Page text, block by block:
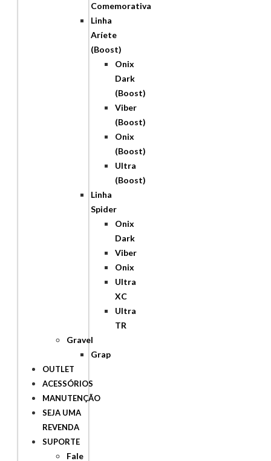
Comemorativa
Linha
Aríete
(Boost)
Onix
Dark
(Boost)
Viber
(Boost)
Onix
(Boost)
Ultra
(Boost)
Linha
Spider
Onix
Dark
Viber
Onix
Ultra
XC
Ultra
TR
Gravel
Grap
OUTLET
ACESSÓRIOS
MANUTENÇÃO
SEJA UMA
REVENDA
SUPORTE
Fale